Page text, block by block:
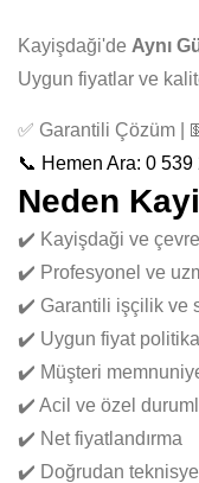
Kayişdaği'de Aynı
Uygun fiyatlar ve
✅ Garantili Çözüm |
📞 Hemen Ara: 0
Neden
✔️ Kayişdaği ve
✔️ Profesyonel ve
✔️ Garantili işçilik ve
✔️ Uygun fiyat
✔️ Müşteri
✔️ Acil ve özel
✔️ Net fiyatlandırma
✔️ Doğrudan